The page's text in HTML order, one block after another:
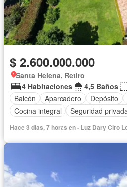
$ 2.600.000.000
Santa Helena, Retiro
4 Habitaciones
4,5 Baños
Balcón
Aparcadero Depósito
Cocina integral
Seguridad privada
Hace 3 días, 7 horas en - Luz Dary Ciro